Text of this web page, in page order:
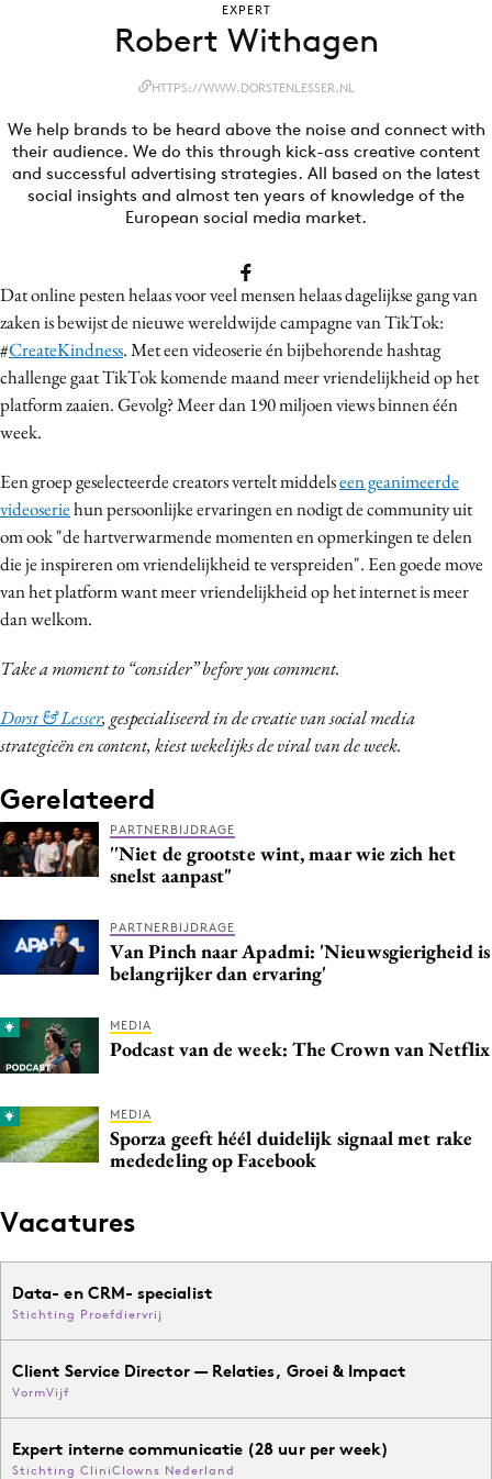
Artificial Intelligence
Carriere
Contentmarketing
Craft
Customer Experience
Design
Digital transformation
Diversiteit
Effectiviteit
Gedragsverandering
Interne communicatie
Martech
Media
Merkstrategie
PR
Programmatic
Reputatie & crisis
Dat online pesten helaas voor veel mensen helaas dagelijkse gang van
zaken is bewijst de nieuwe wereldwijde campagne van TikTok:
#CreateKindness. Met een videoserie én bijbehorende hashtag
challenge gaat TikTok komende maand meer vriendelijkheid op het
platform zaaien. Gevolg? Meer dan 190 miljoen views binnen één
week.
Een groep geselecteerde creators vertelt middelseen geanimeerde
videoseriehun persoonlijke ervaringen en nodigt de community uit
om ook "de hartverwarmende momenten en opmerkingen te delen
die je inspireren om vriendelijkheid te verspreiden". Een goede move
van het platform want meer vriendelijkheid op het internet is meer
dan welkom.
Take a moment to “consider” before you comment.
Dorst & Lesser, gespecialiseerd in de creatie van social media
strategieën en content, kiest wekelijks de viral van de week.
Gerelateerd
PARTNERBIJDRAGE
''Niet de grootste wint, maar wie zich het
snelst aanpast"
PARTNERBIJDRAGE
Van Pinch naar Apadmi: 'Nieuwsgierigheid is
belangrijker dan ervaring'
MEDIA
Podcast van de week: The Crown van Netflix
MEDIA
Sporza geeft héél duidelijk signaal met rake
mededeling op Facebook
Vacatures
Data- en CRM- specialist
Stichting Proefdiervrij
Client Service Director — Relaties, Groei & Impact
VormVijf
Expert interne communicatie (28 uur per week)
Stichting CliniClowns Nederland
EXPERT
Robert Withagen
HTTPS://WWW.DORSTENLESSER.NL
We help brands to be heard above the noise and connect with
their audience. We do this through kick-ass creative content
and successful advertising strategies. All based on the latest
social insights and almost ten years of knowledge of the
European social media market.